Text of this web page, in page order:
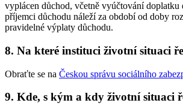
vyplácen důchod, včetně vyúčtování doplatku
příjemci důchodu náleží za období od doby
pravidelné výplaty důchodu.
8. Na které instituci životní situaci
Obraťte se na Českou správu sociálního
9. Kde, s kým a kdy životní situaci